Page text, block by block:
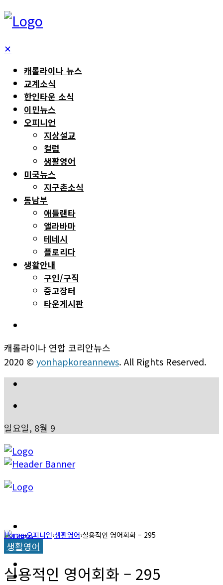
✕
캐롤라이나 뉴스
교계소식
한인타운 소식
이민뉴스
오피니언
지상설교
컬럼
생활영어
미국뉴스
지구촌소식
동남부
애틀랜타
앨라바마
테네시
플로리다
생활안내
구인/구직
중고장터
타운게시판
캐롤라이나 연합 코리안뉴스
2020 © yonhapkoreannews. All Rights Reserved.
일요일, 8월 9
교계소식
한인타운 소식
Home›오피니언›생활영어›실용적인 영어회화 – 295
생활영어
실용적인 영어회화 – 295